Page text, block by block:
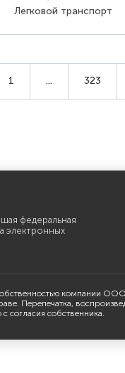
Легковой транспорт
1 ... 323
федеральная
электронных
компании
Перепечатка,
собственника.